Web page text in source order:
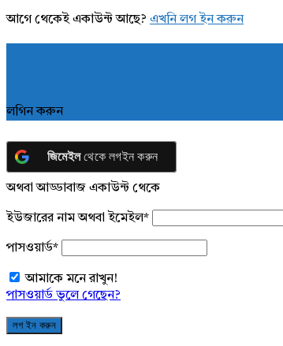
আগে থেকেই একাউন্ট আছে? এখনি লগ ইন করুন
লগিন করুন
জিমেইলথেকে লগইন করুন
অথবা আড্ডাবাজ একাউন্ট থেকে
ইউজারের নাম অথবা ইমেইল*
পাসওয়ার্ড*
আমাকে মনে রাখুন!
পাসওয়ার্ড ভুলে গেছেন?